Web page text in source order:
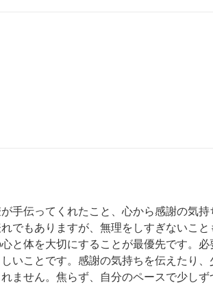
手伝ってくれたこと、心から感謝の気
でもありますが、無理をしすぎないこ
と体を大切にすることが最優先です。
いことです。感謝の気持ちを伝えたり
ません。焦らず、自分のペースで少しず